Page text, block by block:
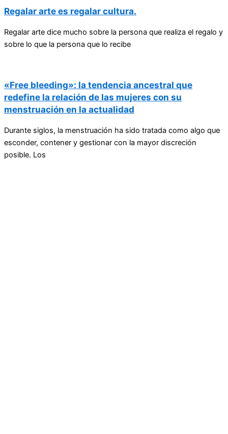
Regalar arte es regalar cultura.
Regalar arte dice mucho sobre la persona que realiza el regalo y
sobre lo que la persona que lo recibe
«Free bleeding»: la tendencia ancestral que
redefine la relación de las mujeres con su
menstruación en la actualidad
Durante siglos, la menstruación ha sido tratada como algo que
esconder, contener y gestionar con la mayor discreción
posible. Los